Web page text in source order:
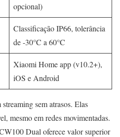
opcional)
Classificação IP66, tolerância
de -30°C a 60°C
Xiaomi Home app (v10.2+),
iOS e Android
sem atrasos. Elas
mesmo em redes movimentadas.
Dual oferece valor superior